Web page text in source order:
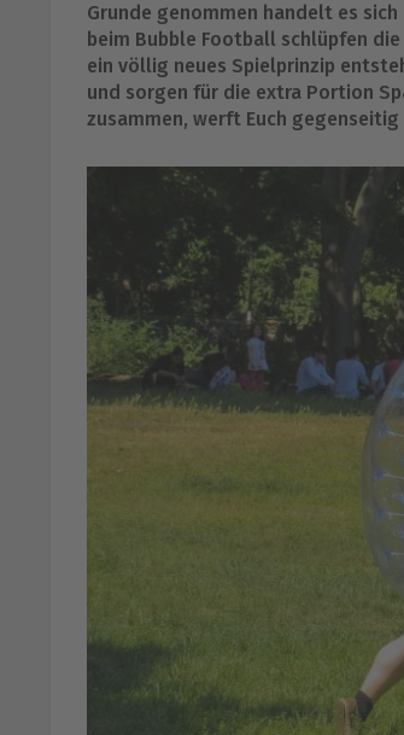
Grunde genommen handelt es
beim Bubble Football schlüpfen
ein völlig neues Spielprinzip
und sorgen für die extra Portion
zusammen, werft Euch